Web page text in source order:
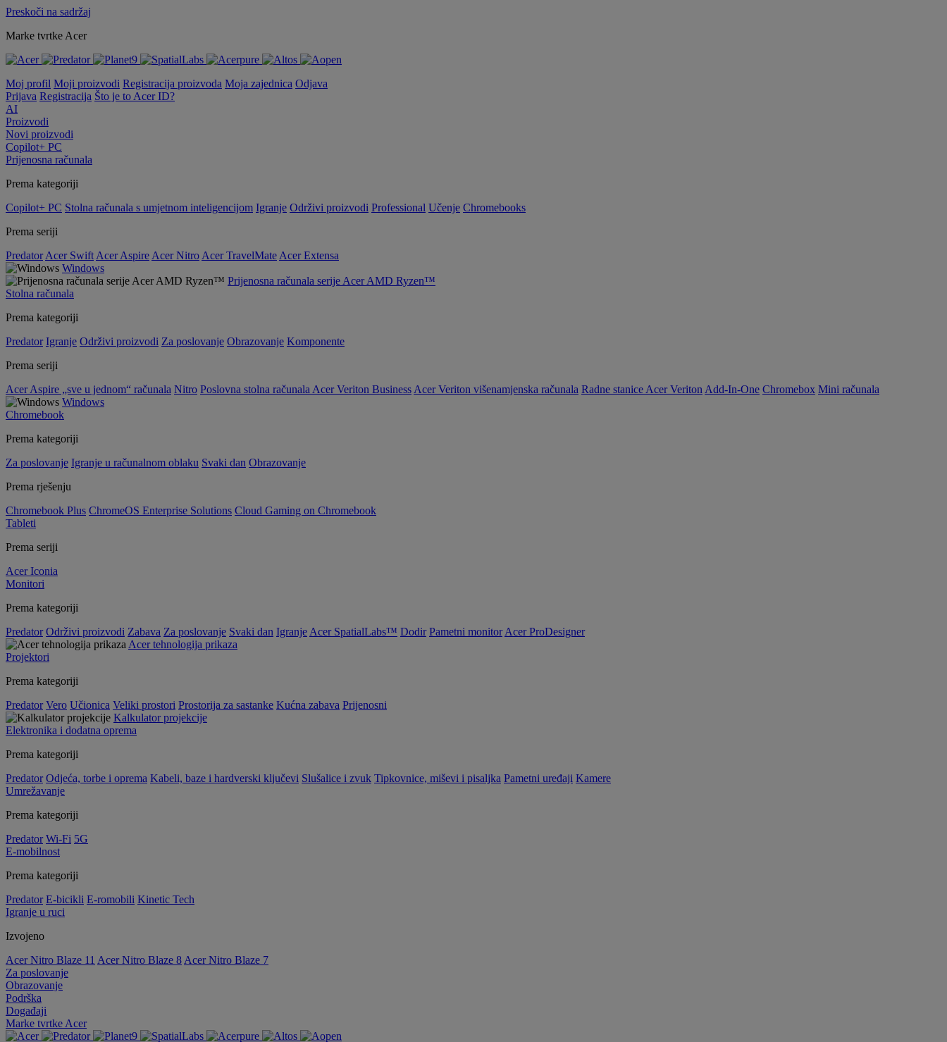
Preskoči na sadržaj
Marke tvrtke Acer
Moj profil Moji proizvodi Registracija proizvoda Moja zajednica Odjava
Prijava Registracija Što je to Acer ID?
AI
Proizvodi
Novi proizvodi
Copilot+ PC
Prijenosna računala
Prema kategoriji
Copilot+ PC Stolna računala s umjetnom inteligencijom Igranje Održivi proizvodi Professional Učenje Chromebooks
Prema seriji
Predator Acer Swift Acer Aspire Acer Nitro Acer TravelMate Acer Extensa
Windows
Prijenosna računala serije Acer AMD Ryzen™
Stolna računala
Prema kategoriji
Predator Igranje Održivi proizvodi Za poslovanje Obrazovanje Komponente
Prema seriji
Acer Aspire „sve u jednom“ računala Nitro Poslovna stolna računala Acer Veriton Business Acer Veriton višenamjenska računala Radne stanice Acer Veriton Add-In-One Chromebox Mini računala
Windows
Chromebook
Prema kategoriji
Za poslovanje Igranje u računalnom oblaku Svaki dan Obrazovanje
Prema rješenju
Chromebook Plus ChromeOS Enterprise Solutions Cloud Gaming on Chromebook
Tableti
Prema seriji
Acer Iconia
Monitori
Prema kategoriji
Predator Održivi proizvodi Zabava Za poslovanje Svaki dan Igranje Acer SpatialLabs™ Dodir Pametni monitor Acer ProDesigner
Acer tehnologija prikaza
Projektori
Prema kategoriji
Predator Vero Učionica Veliki prostori Prostorija za sastanke Kućna zabava Prijenosni
Kalkulator projekcije
Elektronika i dodatna oprema
Prema kategoriji
Predator Odjeća, torbe i oprema Kabeli, baze i hardverski ključevi Slušalice i zvuk Tipkovnice, miševi i pisaljka Pametni uređaji Kamere
Umrežavanje
Prema kategoriji
Predator Wi-Fi 5G
E-mobilnost
Prema kategoriji
Predator E-bicikli E-romobili Kinetic Tech
Igranje u ruci
Izvojeno
Acer Nitro Blaze 11 Acer Nitro Blaze 8 Acer Nitro Blaze 7
Za poslovanje
Obrazovanje
Podrška
Događaji
Marke tvrtke Acer